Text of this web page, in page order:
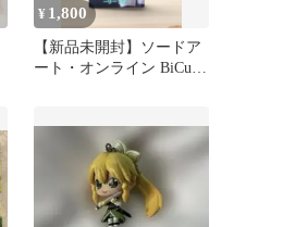
¥ 1,800
【新品未開封】ソードア
ート・オンライン BiCute